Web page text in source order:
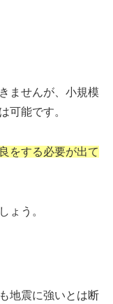
ませんが、小規模
可能です。
をする必要が出て
ょう。
地震に強いとは断